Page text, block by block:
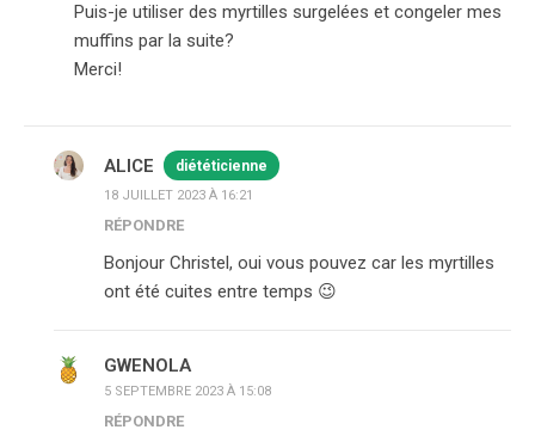
Puis-je utiliser des myrtilles surgelées et congeler mes
muffins par la suite?
Merci!
ALICE diététicienne
18 JUILLET 2023 À 16:21
RÉPONDRE
Bonjour Christel, oui vous pouvez car les myrtilles
ont été cuites entre temps 😉
GWENOLA
5 SEPTEMBRE 2023 À 15:08
RÉPONDRE